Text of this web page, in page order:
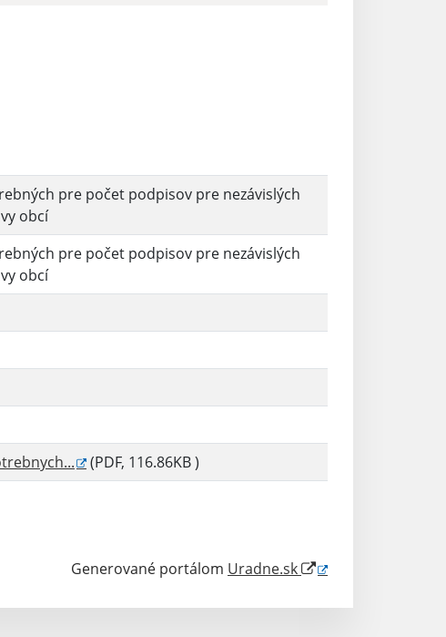
Reset
pre počet podpisov pre nezávislých
obcí
pre počet podpisov pre nezávislých
obcí
(PDF, 116.86KB )
Generované portálom Uradne.sk